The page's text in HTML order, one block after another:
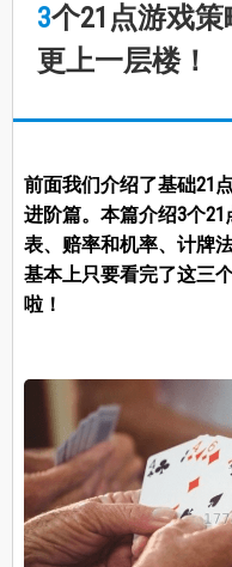
3个21点游戏策略，让你的21点胜率
更上一层楼！
前面我们介绍了基础21
进阶篇。本篇介绍3个
表、赔率和机率、计牌
基本上只要看完了这三
啦！